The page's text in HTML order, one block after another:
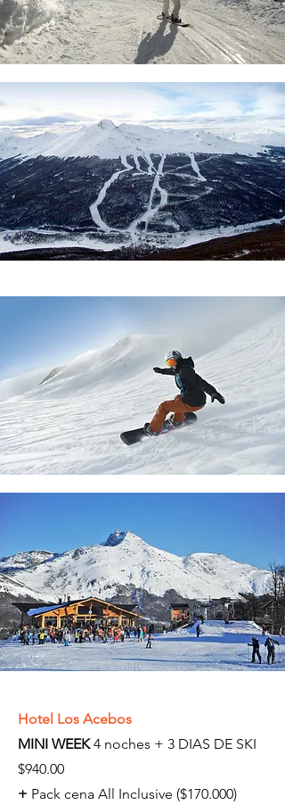
Hotel Los Acebos
MINI WEEK4 noches + 3 DIAS DE SKI
$940.00
+ Pack cena All Inclusive ($170.000)